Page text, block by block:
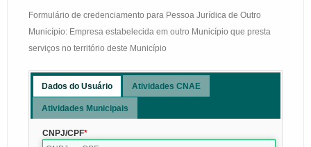
Formulário de credenciamento para Pessoa Jurídica de Outro
Município: Empresa estabelecida em outro Município que presta
serviços no território deste Município
Dados do Usuário Atividades CNAE
Atividades Municipais
CNPJ/CPF